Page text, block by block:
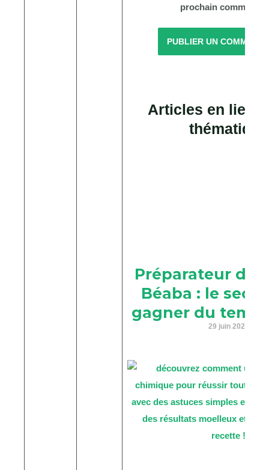
prochain
Articles en lien
thématique
Préparateur de
Béaba : le
gagner du
29 juin 2026